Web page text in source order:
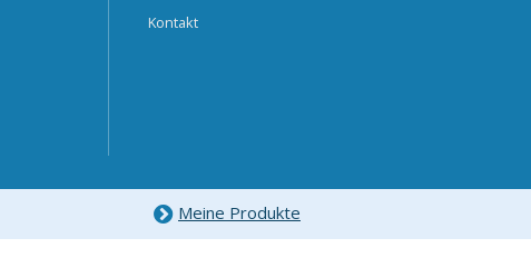
Kontakt
Meine Produkte